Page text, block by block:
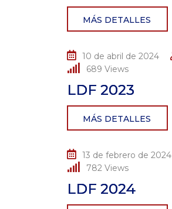
MÁS DETALLES
10 de abril de 2024
689 Views
LDF 2023
MÁS DETALLES
13 de febrero de 2024
782 Views
LDF 2024